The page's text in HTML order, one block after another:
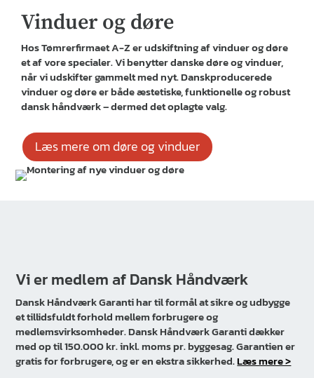
Vinduer og døre
Hos Tømrerfirmaet A-Z er udskiftning af vinduer og døre
et af vore specialer. Vi benytter danske døre og vinduer,
når vi udskifter gammelt med nyt. Danskproducerede
vinduer og døre er både æstetiske, funktionelle og robust
dansk håndværk – dermed det oplagte valg.
Læs mere om døre og vinduer
Vi er medlem af Dansk Håndværk
Dansk Håndværk Garanti har til formål at sikre og udbygge
et tillidsfuldt forhold mellem forbrugere og
medlemsvirksomheder. Dansk Håndværk Garanti dækker
med op til 150.000 kr. inkl. moms pr. byggesag. Garantien er
gratis for forbrugere, og er en ekstra sikkerhed.Læs mere >